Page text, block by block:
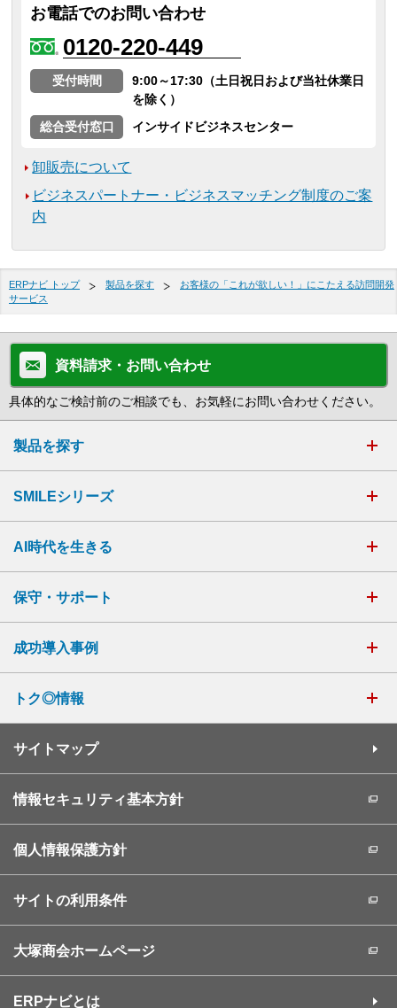
お電話でのお問い合わせ
0120-220-449
受付時間
9:00～17:30（土日祝日および当社休業日
を除く）
総合受付窓口
インサイドビジネスセンター
卸販売について
ビジネスパートナー・ビジネスマッチング制度のご案
内
ERPナビ トップ 製品を探す
お客様の「これが欲しい！」にこたえる訪問開発
サービス
資料請求・お問い合わせ
具体的なご検討前のご相談でも、お気軽にお問い合わせください。
製品を探す
SMILEシリーズ
AI時代を生きる
保守・サポート
成功導入事例
トク◎情報
サイトマップ
情報セキュリティ基本方針
個人情報保護方針
サイトの利用条件
大塚商会ホームページ
ERPナビとは